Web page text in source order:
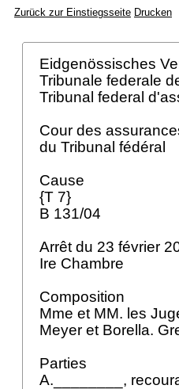
Zurück zur Einstiegsseite Drucken
Eidgenössisches
Tribunale federale
Tribunal federal
Cour des
du Tribunal fédéral
Cause
{T 7}
B 131/04
Arrêt du 23 février
Ire Chambre
Composition
Mme et MM. les
Meyer et Borella.
Parties
A.________,